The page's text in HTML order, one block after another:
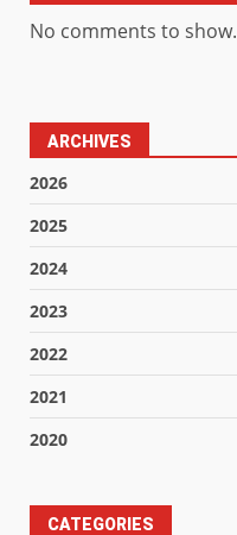
No comments to show.
ARCHIVES
2026
2025
2024
2023
2022
2021
2020
CATEGORIES